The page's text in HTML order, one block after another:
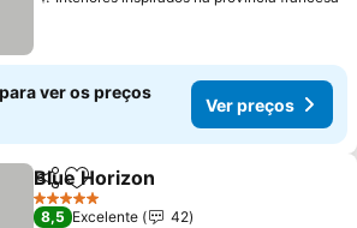
ver os preços
Ver preços
PartilharAdicionar aos favoritos
Blue Horizon
5 Estrelas
8,5 Excelente
42